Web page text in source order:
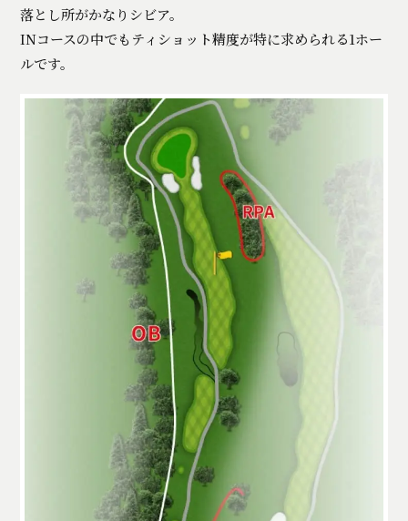
落とし所がかなりシビア。
INコースの中でもティショット精度が特に求められる1ホー
ルです。